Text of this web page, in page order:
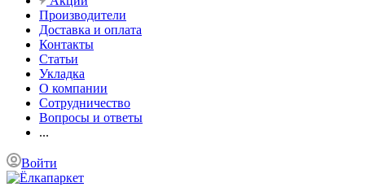
Производители
Доставка и оплата
Контакты
Статьи
Укладка
О компании
Сотрудничество
Вопросы и ответы
...
Войти